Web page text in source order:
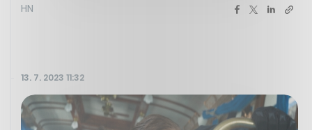
HN
13. 7. 2023 11:32